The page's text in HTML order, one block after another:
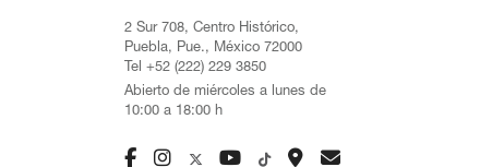
2 Sur 708, Centro Histórico,
Puebla, Pue., México 72000
Tel +52 (222) 229 3850
Abierto de miércoles a lunes de
10:00 a 18:00 h